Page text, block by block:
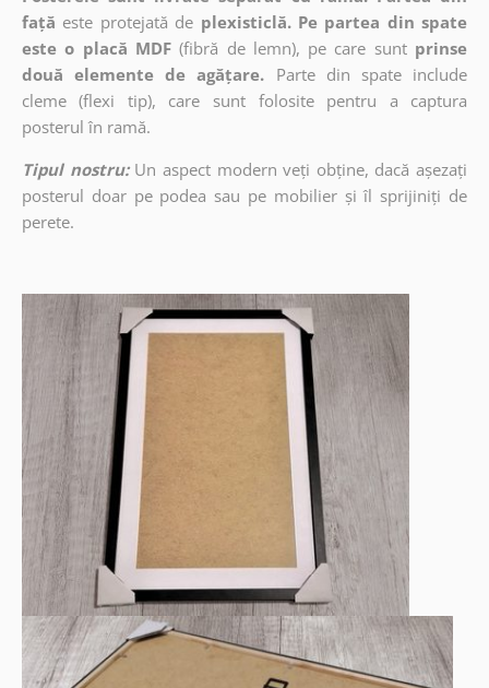
față este protejată de plexisticlă. Pe partea din spate
este o placă MDF (fibră de lemn), pe care sunt prinse
două elemente de agățare. Parte din spate include
cleme (flexi tip), care sunt folosite pentru a captura
posterul în ramă.
Tipul nostru: Un aspect modern veți obține, dacă așezați
posterul doar pe podea sau pe mobilier și îl sprijiniți de
perete.